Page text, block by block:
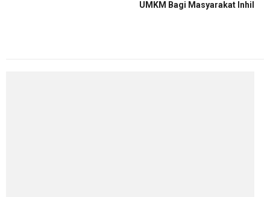
UMKM Bagi Masyarakat Inhil